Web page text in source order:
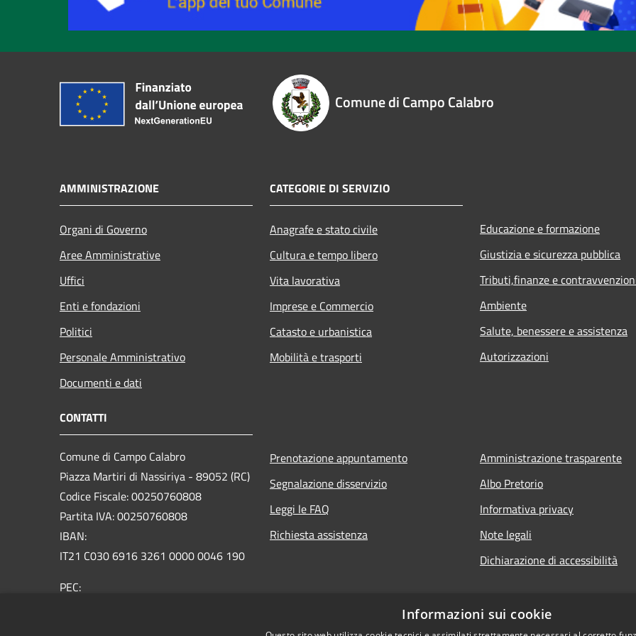
Comune di Campo Calabro
AMMINISTRAZIONE
Organi di Governo
Aree Amministrative
Uffici
Enti e fondazioni
Politici
Personale Amministrativo
Documenti e dati
CATEGORIE DI SERVIZIO
Anagrafe e stato civile
Cultura e tempo libero
Vita lavorativa
Imprese e Commercio
Catasto e urbanistica
Mobilità e trasporti
Educazione e formazione
Giustizia e sicurezza pubblica
Tributi,finanze e
Ambiente
Salute, benessere e assistenza
Autorizzazioni
CONTATTI
Comune di Campo Calabro
Piazza Martiri di Nassiriya - 89052 (RC)
Codice Fiscale: 00250760808
Partita IVA: 00250760808
IBAN:
IT21 C030 6916 3261 0000 0046 190
PEC:
Prenotazione appuntamento
Segnalazione disservizio
Leggi le FAQ
Richiesta assistenza
Amministrazione trasparente
Albo Pretorio
Informativa privacy
Note legali
Dichiarazione di accessibilità
Informazioni sui cookie